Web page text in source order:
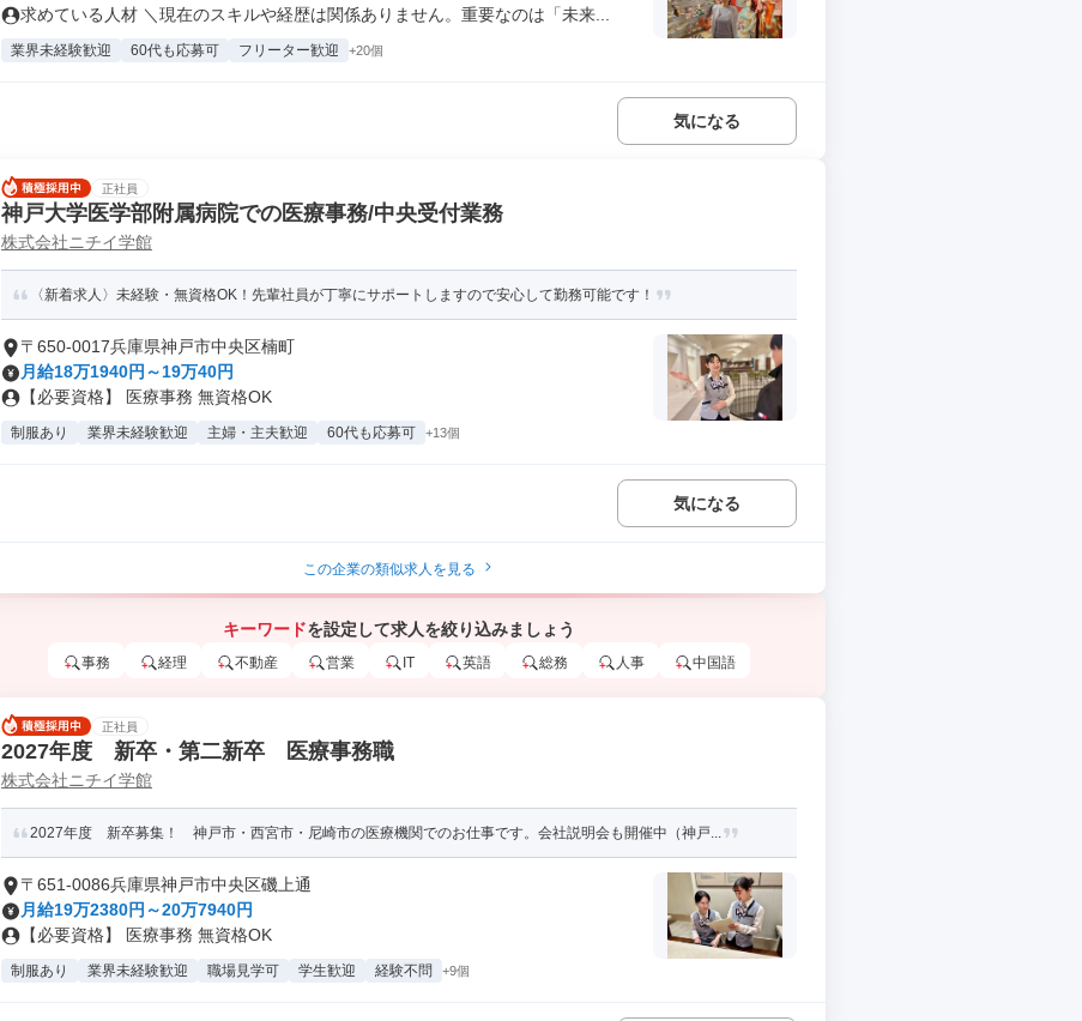
求めている人材 ＼現在のスキルや経歴は関係ありません。重要なのは「未来...
業界未経験歓迎 60代も応募可 フリーター歓迎 +20個
気になる
正社員
神戸大学医学部附属病院での医療事務/中央受付業務
株式会社ニチイ学館
〈新着求人〉未経験・無資格OK！先輩社員が丁寧にサポートしますので安心して勤務可能です！
〒650-0017兵庫県神戸市中央区楠町
月給18万1940円～19万40円
【必要資格】 医療事務 無資格OK
制服あり 業界未経験歓迎 主婦・主夫歓迎 60代も応募可 +13個
気になる
この企業の類似求人を見る
キーワードを設定して求人を絞り込みましょう
事務 経理 不動産 営業 IT 英語 総務 人事 中国語
正社員
2027年度 新卒・第二新卒 医療事務職
株式会社ニチイ学館
2027年度 新卒募集！ 神戸市・西宮市・尼崎市の医療機関でのお仕事です。会社説明会も開催中（神戸...
〒651-0086兵庫県神戸市中央区磯上通
月給19万2380円～20万7940円
【必要資格】 医療事務 無資格OK
制服あり 業界未経験歓迎 職場見学可 学生歓迎 経験不問 +9個